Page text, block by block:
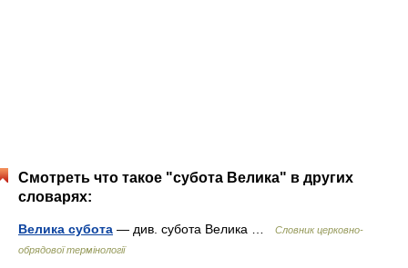
Смотреть что такое "субота Велика" в других
словарях:
Велика субота — див. субота Велика …
Словник церковно-
обрядової термінології